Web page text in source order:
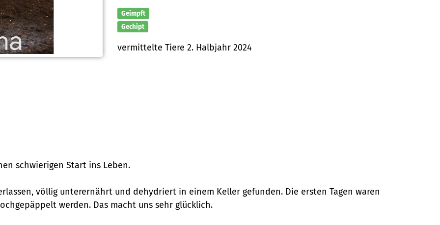
Geimpft
Gechipt
vermittelte Tiere 2. Halbjahr 2024
schwierigen Start ins Leben.
völlig unterernährt und dehydriert in einem Keller gefunden. Die ersten Tagen waren
werden. Das macht uns sehr glücklich.